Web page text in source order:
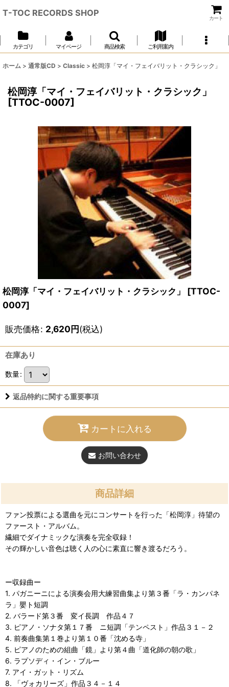
T-TOC RECORDS SHOP
カート
カテゴリ マイページ 商品検索 ご利用案内
ホーム > 通常版CD > Classic > 松岡淳「マイ・フェイバリット・クラシック」
松岡淳「マイ・フェイバリット・クラシック」
[TTOC-0007]
松岡淳「マイ・フェイバリット・クラシック」 [TTOC-
0007]
販売価格: 2,620円(税込)
在庫あり
数量:
返品特約に関する重要事項
カートに入れる
お問い合わせ
商品詳細
ファン投票による選曲を元にコンサートを行った「松岡淳」待望の
ファースト・アルバム。
繊細でダイナミックな演奏を完全収録！
その輝かしい音色は聴く人の心に素直に響き渡るだろう。
ー収録曲ー
1. パガニーニによる演奏会用大練習曲集より第３番「ラ・カンパネ
ラ」嬰ト短調
2. バラード第３番 変イ長調 作品４７
3. ピアノ・ソナタ第１７番 ニ短調「テンペスト」作品３１－２
4. 前奏曲集第１巻より第１０番「沈める寺」
5. ピアノのための組曲「鏡」より第４曲「道化師の朝の歌」
6. ラプソディ・イン・ブルー
7. アイ・ガット・リズム
8. 「ヴォカリーズ」作品３４－１４